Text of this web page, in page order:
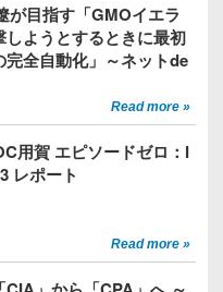
が目指す「GMOイエラ
しようとするときに最初
完全自動化」～ネットde
Read more »
用賀 エピソードゼロ：I
レポート
Read more »